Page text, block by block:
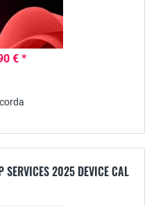
€ *
SERVICES 2025 DEVICE CAL